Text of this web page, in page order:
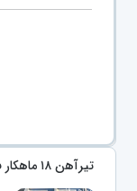
تیرآهن ۱۸ ماهکار فلز اشتهارد (IPE۱۸)